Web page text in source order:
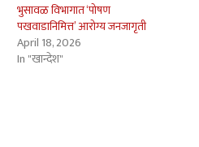
भुसावळ विभागात ‘पोषण
पखवाडानिमित्त’ आरोग्य जनजागृती
April 18, 2026
In "खान्देश"